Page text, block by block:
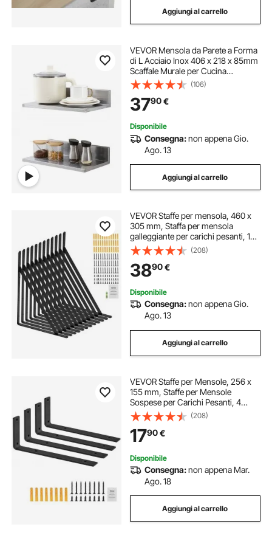
Aggiungi al carrello
VEVOR Mensola da Parete a Forma
di L Acciaio Inox 406 x 218 x 85mm
Scaffale Murale per Cucina
Soggiorno Capacità Carico Max.
20kg, Mensola da Parete
Portaoggetti Portaspezie in Acciaio
Inox per Cucina
(106)
3790€
Disponibile
Consegna:non appena Gio.
Ago. 13
Aggiungi al carrello
VEVOR Staffe per mensola, 460 x
305 mm, Staffa per mensola
galleggiante per carichi pesanti, 12
pezzi, Staffa per mensola
triangolare nera opaca spessa 3
mm, Acciaio con capacità carico
72,6kg
(208)
3890€
Disponibile
Consegna:non appena Gio.
Ago. 13
Aggiungi al carrello
VEVOR Staffe per Mensole, 256 x
155 mm, Staffe per Mensole
Sospese per Carichi Pesanti, 4
Pezzi, Staffe per Mensole a Forma
di L, Nere Opache Spesse 10 mm,
Acciaio con Capacità di Carico di
72,6 kg
(208)
1790€
Disponibile
Consegna:non appena Mar.
Ago. 18
Aggiungi al carrello